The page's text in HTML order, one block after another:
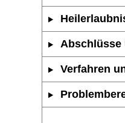
Abschlüsse
Verfahren